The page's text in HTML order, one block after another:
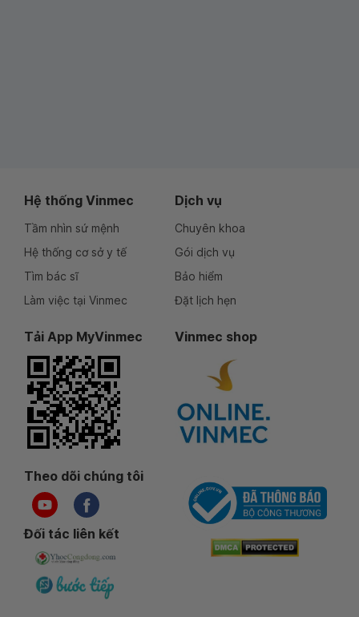
Hệ thống Vinmec
Tầm nhìn sứ mệnh
Hệ thống cơ sở y tế
Tìm bác sĩ
Làm việc tại Vinmec
Dịch vụ
Chuyên khoa
Gói dịch vụ
Bảo hiểm
Đặt lịch hẹn
Tải App MyVinmec Vinmec shop
Theo dõi chúng tôi
Đối tác liên kết